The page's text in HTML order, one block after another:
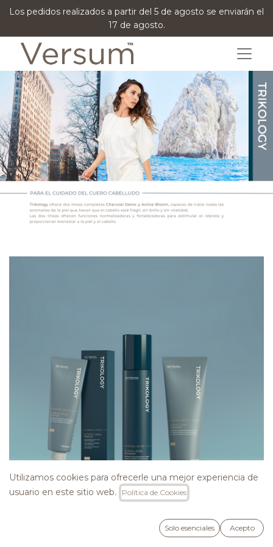
Los pedidos realizados a partir del 5 de agosto se enviarán el
17 de agosto.
Utilizamos cookies para ofrecerle una mejor experiencia de
usuario en este sitio web.
Política de Cookies
Solo esenciales Acepto